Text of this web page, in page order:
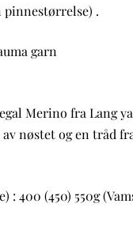
pinnestørrelse) .
garn
Merino fra Lang
nøstet og en tråd
: 400 (450) 550g